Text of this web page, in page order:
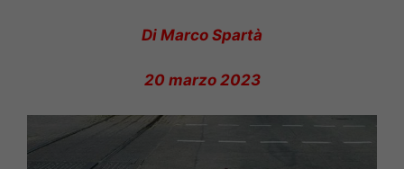
Di Marco Spartà
20 marzo 2023